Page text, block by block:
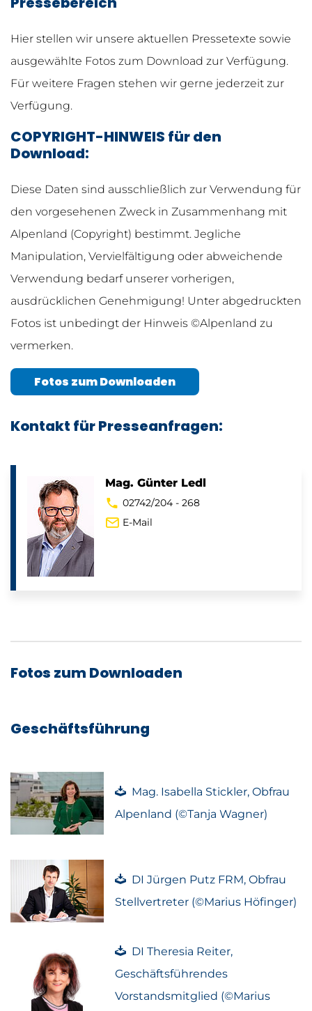
Hier stellen wir unsere aktuellen Pressetexte sowie
ausgewählte Fotos zum Download zur Verfügung.
Für weitere Fragen stehen wir gerne jederzeit zur
Verfügung.
COPYRIGHT-​HINWEIS für den
Download:
Diese Daten sind ausschließlich zur Verwendung für
den vorgesehenen Zweck in Zusammenhang mit
Alpenland (Copyright) bestimmt. Jegliche
Manipulation, Vervielfältigung oder abweichende
Verwendung bedarf unserer vorherigen,
ausdrücklichen Genehmigung! Unter abgedruckten
Fotos ist unbedingt der Hinweis ©Alpenland zu
vermerken.
Fotos zum Downloaden
Kontakt für Presseanfragen:
Mag. Günter Ledl
02742/204 - 268
E-Mail
Fotos zum Downloaden
Geschäftsführung
Mag. Isabella Stickler, Obfrau
Alpenland (©Tanja Wagner)
DI Jürgen Putz FRM, Obfrau
Stellvertreter (©Marius Höfinger)
DI Theresia Reiter,
Geschäftsführendes
Vorstandsmitglied (©Marius